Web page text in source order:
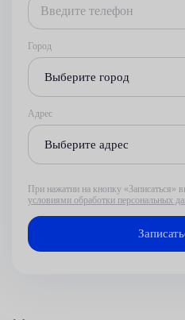
Город
Выберите город
Адрес
Выберите адрес
При нажатии на кнопку «Записаться»
условиями обработки персональных